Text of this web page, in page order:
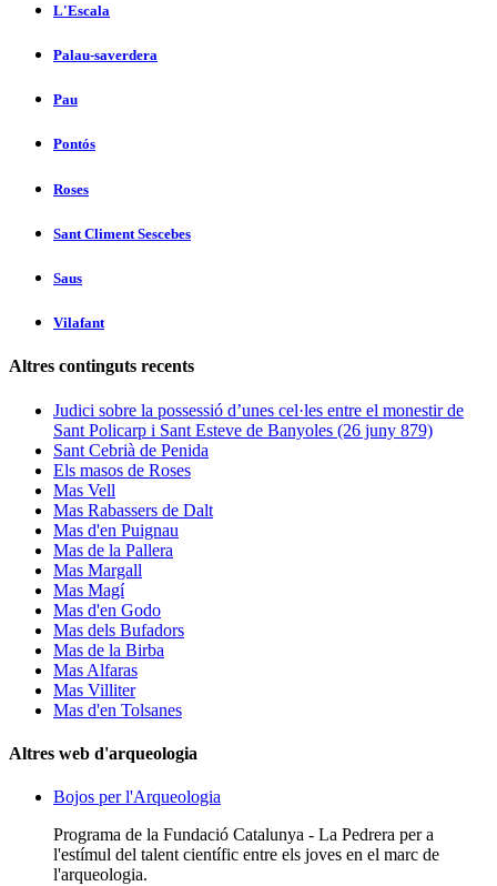
L'Escala
Palau-saverdera
Pau
Pontós
Roses
Sant Climent Sescebes
Saus
Vilafant
Altres continguts recents
Judici sobre la possessió d’unes cel·les entre el monestir de
Sant Policarp i Sant Esteve de Banyoles (26 juny 879)
Sant Cebrià de Penida
Els masos de Roses
Mas Vell
Mas Rabassers de Dalt
Mas d'en Puignau
Mas de la Pallera
Mas Margall
Mas Magí
Mas d'en Godo
Mas dels Bufadors
Mas de la Birba
Mas Alfaras
Mas Villiter
Mas d'en Tolsanes
Altres web d'arqueologia
Bojos per l'Arqueologia
Programa de la Fundació Catalunya - La Pedrera per a
l'estímul del talent científic entre els joves en el marc de
l'arqueologia.